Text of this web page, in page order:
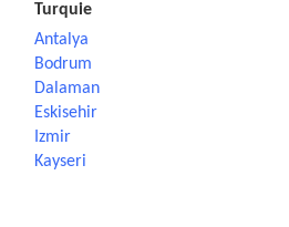
Turquie
Antalya
Bodrum
Dalaman
Eskisehir
Izmir
Kayseri